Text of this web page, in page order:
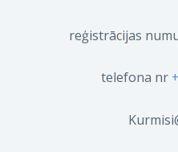
reģistrācijas
telefona nr